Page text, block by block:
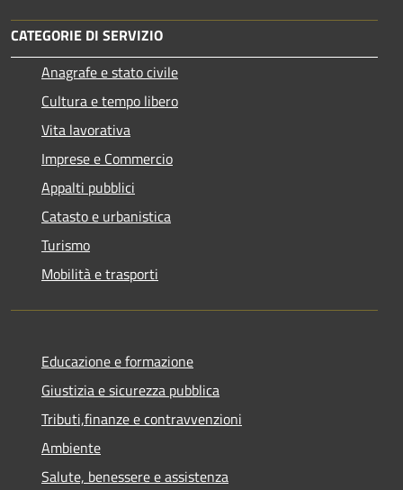
CATEGORIE DI SERVIZIO
Anagrafe e stato civile
Cultura e tempo libero
Vita lavorativa
Imprese e Commercio
Appalti pubblici
Catasto e urbanistica
Turismo
Mobilità e trasporti
Educazione e formazione
Giustizia e sicurezza pubblica
Tributi,finanze e contravvenzioni
Ambiente
Salute, benessere e assistenza